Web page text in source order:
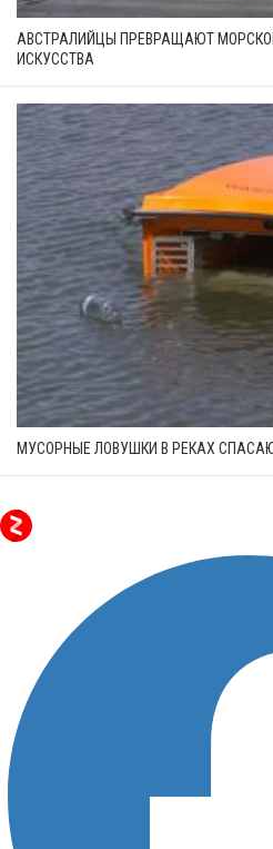
АВСТРАЛИЙЦЫ ПРЕВРАЩАЮТ
ИСКУССТВА
МУСОРНЫЕ ЛОВУШКИ В РЕКАХ